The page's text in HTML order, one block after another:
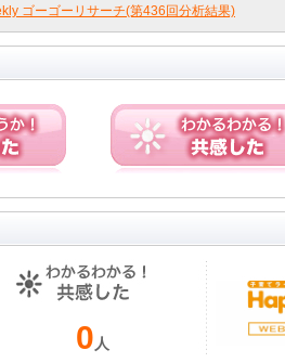
ゴーゴーリサーチ(第436回分析結果)
0 人